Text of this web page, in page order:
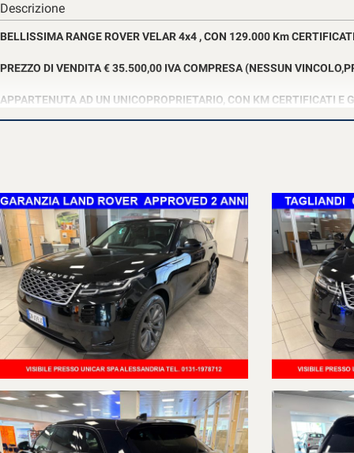
Descrizione
BELLISSIMA RANGE ROVER VELAR 4x4 , CON 129.000 Km
PREZZO DI VENDITA € 35.500,00 IVA COMPRESA (NESSUN
APPARTENUTA AD UN UNICOPROPRIETARIO, CON KM CERTIFICATI E
- Verifiche di qualità con 165 controlli
- Certificazione stato d'uso e chilometraggio
- Prova su strada della vettura
- Exchange Policy
TAGLIANDI DI MANUTENZIONE ESEGUITI PRESSO NOSTRA
MOTORE: 2.000 IBRIDO/DIESEL 204 cv. 4x4 EURO 6d (nessuna ricarica)
CAMBIO: AUTOMATICO 8 RAPPORTI + PALETTE AL VOLANTE
VETTURA SUPER ACCESSORIATA DI: